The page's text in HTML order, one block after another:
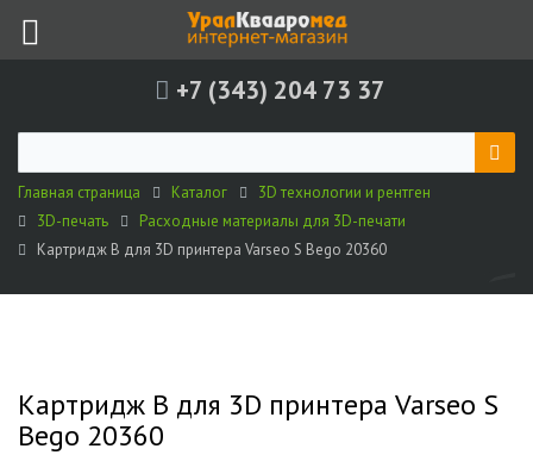
+7 (343) 204 73 37
Главная страница Каталог
3D технологии и рентген
3D-печать
Расходные материалы для 3D-печати
Картридж B для 3D принтера Varseo S Bego 20360
Картридж B для 3D принтера Varseo S
Bego 20360